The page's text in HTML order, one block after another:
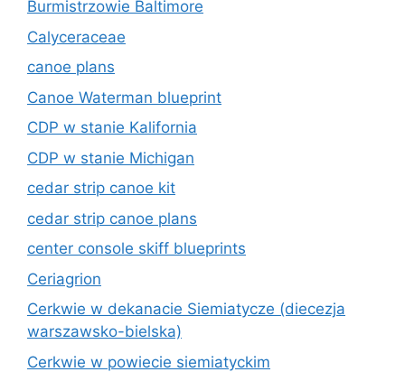
Burmistrzowie Baltimore
Calyceraceae
canoe plans
Canoe Waterman blueprint
CDP w stanie Kalifornia
CDP w stanie Michigan
cedar strip canoe kit
cedar strip canoe plans
center console skiff blueprints
Ceriagrion
Cerkwie w dekanacie Siemiatycze (diecezja
warszawsko-bielska)
Cerkwie w powiecie siemiatyckim